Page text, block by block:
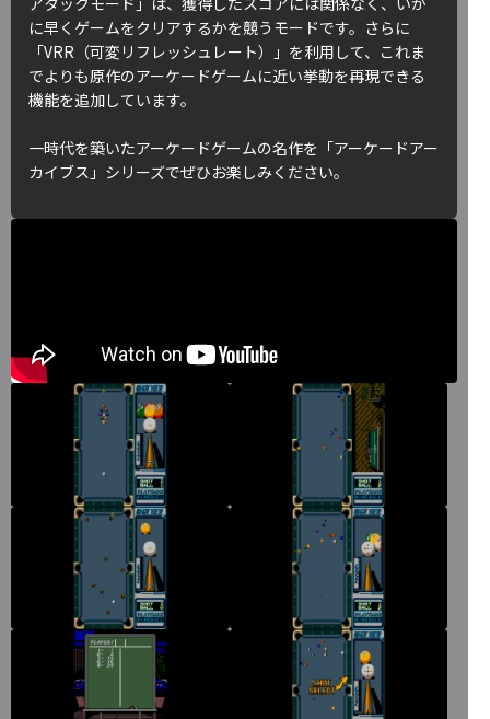
に早くゲームをクリアするかを競うモードです。さらに
「VRR（可変リフレッシュレート）」を利用して、これま
でよりも原作のアーケードゲームに近い挙動を再現できる
機能を追加しています。
一時代を築いたアーケードゲームの名作を「アーケードアー
カイブス」シリーズでぜひお楽しみください。